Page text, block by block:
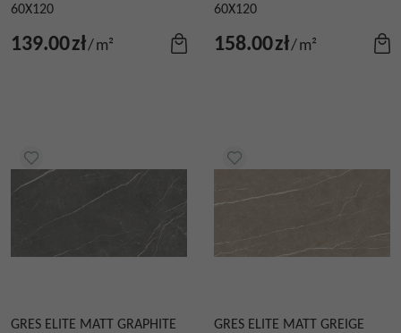
60X120
139.00zł/m²
60X120
158.00zł/m²
GRES ELITE MATT GRAPHITE
GRES ELITE MATT GREIGE